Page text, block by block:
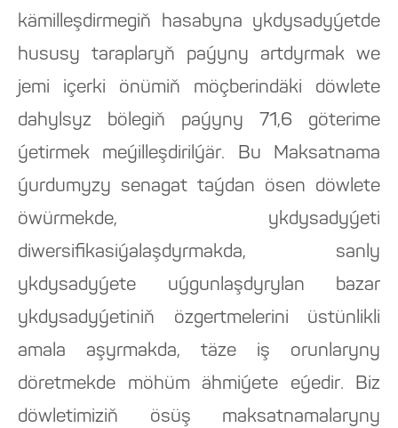
kämilleşdirmegiň hasabyna ykdysadyýetde
hususy taraplaryň paýyny artdyrmak we
jemi içerki önümiň möçberindäki döwlete
dahylsyz bölegiň paýyny 71,6 göterime
ýetirmek meýilleşdirilýär. Bu Maksatnama
ýurdumyzy senagat taýdan ösen döwlete
öwürmekde, ykdysadyýeti
diwersifikasiýalaşdyrmakda, sanly
ykdysadyýete uýgunlaşdyrylan bazar
ykdysadyýetiniň özgertmelerini üstünlikli
amala aşyrmakda, täze iş orunlaryny
döretmekde möhüm ähmiýete eýedir. Biz
döwletimiziň ösüş maksatnamalaryny